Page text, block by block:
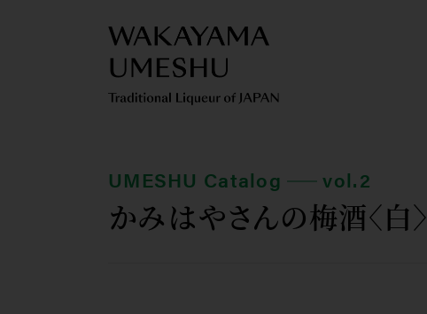
UMESHU Catalog vol.2
かみはやさんの梅酒〈白〉